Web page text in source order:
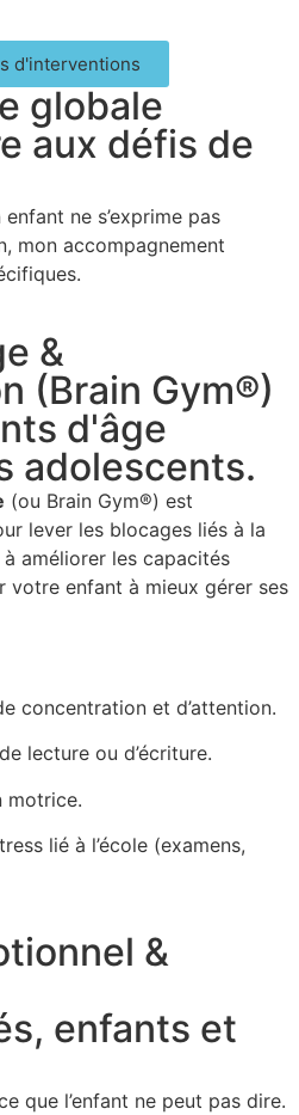
d'interventions
globale
aux défis de
ne s’exprime pas
mon accompagnement
&
(Brain Gym®)
d'âge
adolescents.
(ou Brain Gym®) est
lever les blocages liés à la
améliorer les capacités
votre enfant à mieux gérer ses
concentration et d’attention.
lecture ou d’écriture.
motrice.
lié à l’école (examens,
&
enfants et
que l’enfant ne peut pas dire.